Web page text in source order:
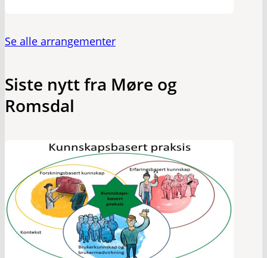
Se alle arrangementer
Siste nytt fra Møre og
Romsdal